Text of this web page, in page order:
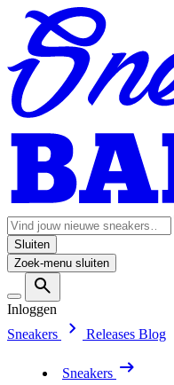
Sluiten
Zoek-menu sluiten
Inloggen
Sneakers
Releases Blog
Sneakers